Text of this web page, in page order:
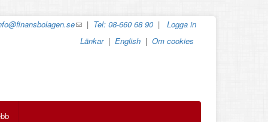
(link
e-
| Tel: 08-660 68 90 |Logga in
Länkar|English |Om cookies